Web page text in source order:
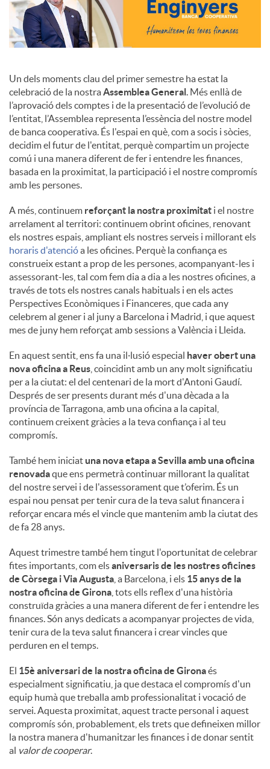
Un dels moments clau del primer semestre ha estat la
celebració de la nostra Assemblea General . Més enllà de
l’aprovació dels comptes i de la presentació de l’evolució de
l’entitat, l’Assemblea representa l’essència del nostre model
de banca cooperativa. És l'espai en què, com a socis i sòcies,
decidim el futur de l'entitat, perquè compartim un projecte
comú i una manera diferent de fer i entendre les finances,
basada en la proximitat, la participació i el nostre compromís
amb les persones.
A més, continuem reforçant la nostra proximitat i el nostre
arrelament al territori: continuem obrint oficines, renovant
els nostres espais, ampliant els nostres serveis i millorant els
horaris d'atencióa les oficines. Perquè la confiança es
construeix estant a prop de les persones, acompanyant-les i
assessorant-les, tal com fem dia a dia a les nostres oficines, a
través de tots els nostres canals habituals i en els actes
Perspectives Econòmiques i Financeres, que cada any
celebrem al gener i al juny a Barcelona i Madrid, i que aquest
mes de juny hem reforçat amb sessions a València i Lleida.
En aquest sentit, ens fa una il·lusió especial haver obert una
nova oficina a Reus , coincidint amb un any molt significatiu
per a la ciutat: el del centenari de la mort d'Antoni Gaudí.
Després de ser presents durant més d'una dècada a la
província de Tarragona, amb una oficina a la capital,
continuem creixent gràcies a la teva confiança i al teu
compromís.
També hem iniciat una nova etapa a Sevilla amb una oficina
renovadaque ens permetrà continuar millorant la qualitat
del nostre servei i de l'assessorament que t’oferim. És un
espai nou pensat per tenir cura de la teva salut financera i
reforçar encara més el vincle que mantenim amb la ciutat des
de fa 28 anys.
Aquest trimestre també hem tingut l'oportunitat de celebrar
fites importants, com elsaniversaris de les nostres oficines
de Còrsega i Via Augusta , a Barcelona, ​​i els 15 anys de la
nostra oficina de Girona , tots ells reflex d'una història
construïda gràcies a una manera diferent de fer i entendre les
finances. Són anys dedicats a acompanyar projectes de vida,
tenir cura de la teva salut financera i crear vincles que
perduren en el temps.
El 15è aniversari de la nostra oficina de Gironaés
especialment significatiu, ja que destaca el compromís d'un
equip humà que treballa amb professionalitat i vocació de
servei. Aquesta proximitat, aquest tracte personal i aquest
compromís són, probablement, els trets que defineixen millor
la nostra manera d'humanitzar les finances i de donar sentit
al valor de cooperar.